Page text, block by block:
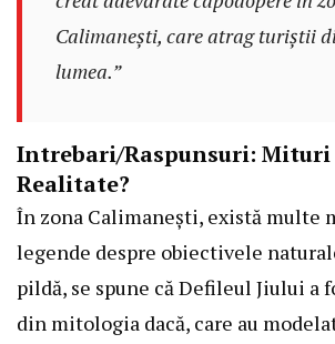
Calimanești, care atrag turiștii
lumea.”
Intrebari/Raspunsuri: Mituri
Realitate?
În zona Calimanești, există multe
legende despre obiectivele
pildă, se spune că Defileul Jiului a
din mitologia dacă, care au